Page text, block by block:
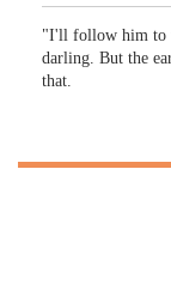
"I'll follow him to
darling. But the
that.